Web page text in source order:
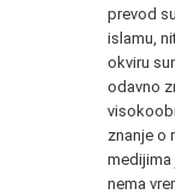
prevod
islamu,
okviru
odavno
znanje o
medijima
nema